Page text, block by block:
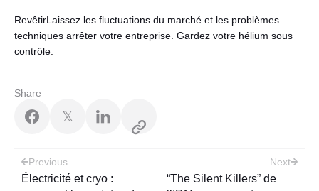
RevêtirLaissez les fluctuations du marché et les problèmes
techniques arrêter votre entreprise. Gardez votre hélium sous
contrôle.
Share
𝕏
Post
navigation
Previous
Électricité et cryo :
Next
“The Silent Killers” de